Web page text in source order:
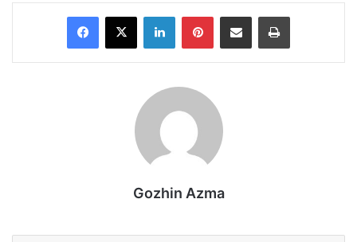
Facebook
X LinkedInPinterestShare via Email Print
Gozhin Azma